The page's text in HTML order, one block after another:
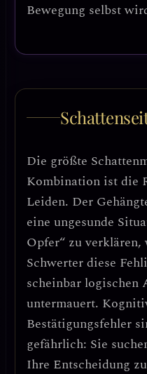
Bewegung selbst
Die größte
Kombination ist die
Leiden. Der
eine ungesunde
Opfer“ zu verklären,
Schwerter diese
scheinbar logischen
untermauert.
Bestätigungsfehler
gefährlich: Sie
Ihre Entscheidung